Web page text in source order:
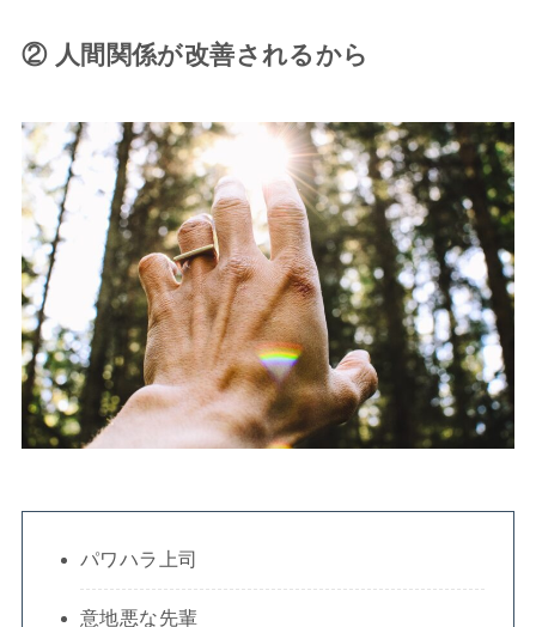
② 人間関係が改善されるから
パワハラ上司
意地悪な先輩